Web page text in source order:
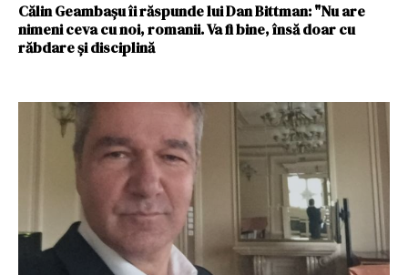
Călin Geambaşu îi răspunde lui Dan Bittman: "Nu are
nimeni ceva cu noi, romanii. Va fi bine, însă doar cu
răbdare şi disciplină